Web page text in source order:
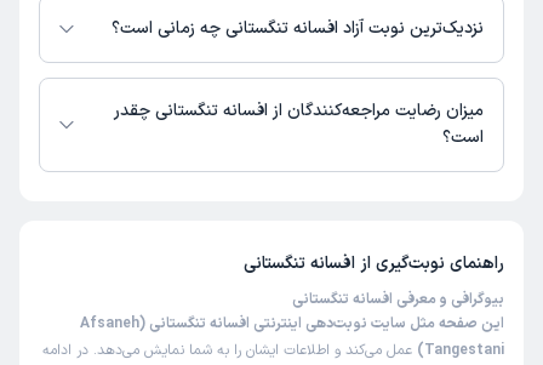
نزدیک‌ترین نوبت آزاد افسانه تنگستانی چه زمانی است؟
افسانه تنگستانی از روز شنبه 17 مرداد 1405 بیمار جدید می‌پذیرند.
میزان رضایت مراجعه‌کنندگان از افسانه تنگستانی چقدر
است؟
راهنمای نوبت‌گیری از افسانه تنگستانی
بیوگرافی و معرفی افسانه تنگستانی
این صفحه مثل سایت نوبت‌دهی اینترنتی افسانه تنگستانی (Afsaneh
Tangestani)
عمل می‌کند و اطلاعات ایشان را به شما نمایش می‌دهد. در ادامه